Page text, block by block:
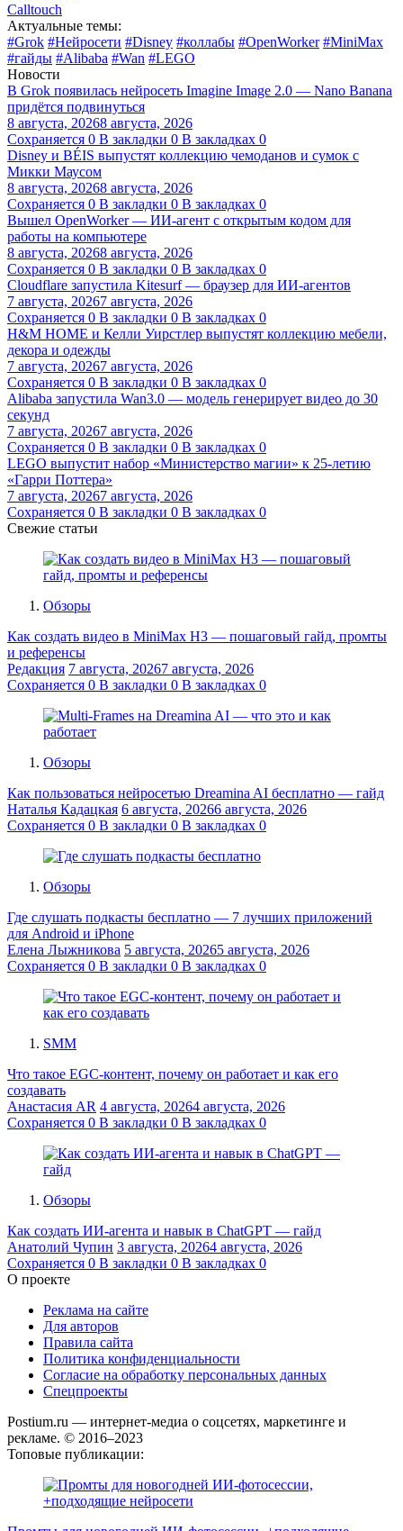
Calltouch
Актуальные темы:
#Grok #Нейросети #Disney #коллабы #OpenWorker #MiniMax
#гайды #Alibaba #Wan #LEGO
Новости
В Grok появилась нейросеть Imagine Image 2.0 — Nano Banana
придётся подвинуться
8 августа, 20268 августа, 2026
Сохраняется 0 В закладки 0 В закладках 0
Disney и BÉIS выпустят коллекцию чемоданов и сумок с
Микки Маусом
8 августа, 20268 августа, 2026
Сохраняется 0 В закладки 0 В закладках 0
Вышел OpenWorker — ИИ-агент с открытым кодом для
работы на компьютере
8 августа, 20268 августа, 2026
Сохраняется 0 В закладки 0 В закладках 0
Cloudflare запустила Kitesurf — браузер для ИИ-агентов
7 августа, 20267 августа, 2026
Сохраняется 0 В закладки 0 В закладках 0
H&M HOME и Келли Уирстлер выпустят коллекцию мебели,
декора и одежды
7 августа, 20267 августа, 2026
Сохраняется 0 В закладки 0 В закладках 0
Alibaba запустила Wan3.0 — модель генерирует видео до 30
секунд
7 августа, 20267 августа, 2026
Сохраняется 0 В закладки 0 В закладках 0
LEGO выпустит набор «Министерство магии» к 25-летию
«Гарри Поттера»
7 августа, 20267 августа, 2026
Сохраняется 0 В закладки 0 В закладках 0
Свежие статьи
Обзоры
Как создать видео в MiniMax H3 — пошаговый гайд, промты
и референсы
Редакция 7 августа, 20267 августа, 2026
Сохраняется 0 В закладки 0 В закладках 0
Обзоры
Как пользоваться нейросетью Dreamina AI бесплатно — гайд
Наталья Кадацкая 6 августа, 20266 августа, 2026
Сохраняется 0 В закладки 0 В закладках 0
Обзоры
Где слушать подкасты бесплатно — 7 лучших приложений
для Android и iPhone
Елена Лыжникова 5 августа, 20265 августа, 2026
Сохраняется 0 В закладки 0 В закладках 0
SMM
Что такое EGC-контент, почему он работает и как его
создавать
Анастасия AR 4 августа, 20264 августа, 2026
Сохраняется 0 В закладки 0 В закладках 0
Обзоры
Как создать ИИ-агента и навык в ChatGPT — гайд
Анатолий Чупин 3 августа, 20264 августа, 2026
Сохраняется 0 В закладки 0 В закладках 0
О проекте
Реклама на сайте
Для авторов
Правила сайта
Политика конфиденциальности
Согласие на обработку персональных данных
Спецпроекты
Postium.ru — интернет-медиа о соцсетях, маркетинге и
рекламе. © 2016–2023
Топовые публикации: